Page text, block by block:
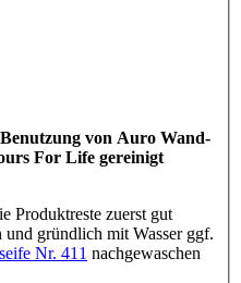
von Auro Wand-
For Life gereinigt
Produktreste zuerst gut
und gründlich mit Wasser ggf.
Nr. 411 nachgewaschen